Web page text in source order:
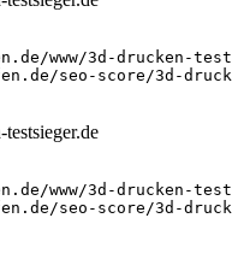
www/3d-drucken-
seo-score/3d-
www/3d-drucken-
seo-score/3d-